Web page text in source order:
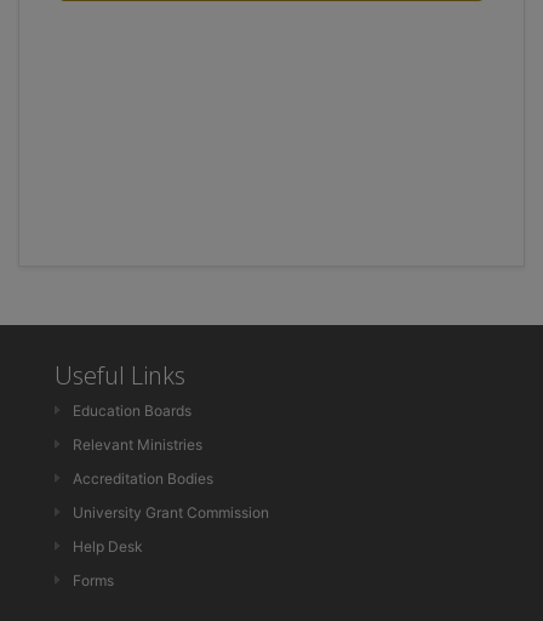
Useful Links
Education Boards
Relevant Ministries
Accreditation Bodies
University Grant Commission
Help Desk
Forms